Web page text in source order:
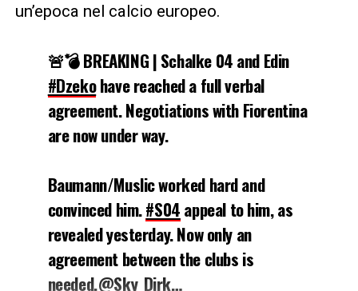
un’epoca nel calcio europeo.
🚨💣 BREAKING | Schalke 04 and Edin
#Dzekohave reached a full verbal
agreement. Negotiations with Fiorentina
are now under way.
Baumann/Muslic worked hard and
convinced him.#S04appeal to him, as
revealed yesterday. Now only an
agreement between the clubs is
needed.@Sky_Dirk…